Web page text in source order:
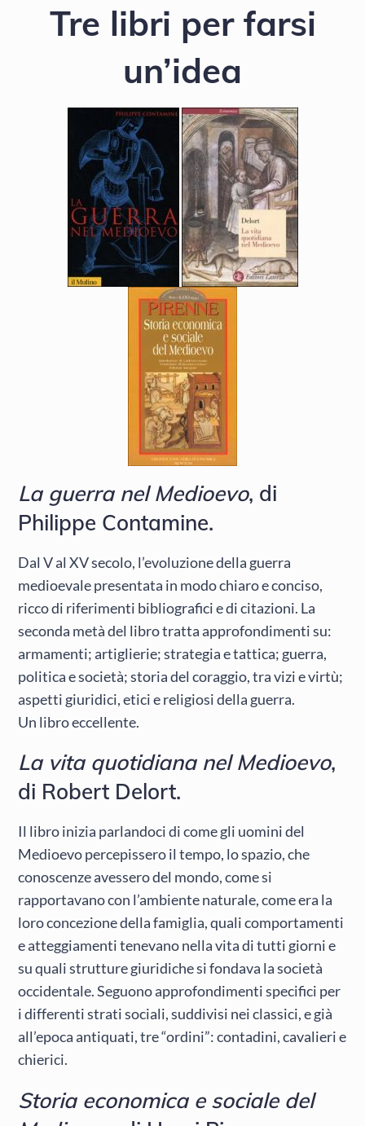
Tre libri per farsi
un’idea
La guerra nel Medioevo, di
Philippe Contamine.
Dal V al XV secolo, l’evoluzione della guerra
medioevale presentata in modo chiaro e conciso,
ricco di riferimenti bibliografici e di citazioni. La
seconda metà del libro tratta approfondimenti su:
armamenti; artiglierie; strategia e tattica; guerra,
politica e società; storia del coraggio, tra vizi e virtù;
aspetti giuridici, etici e religiosi della guerra.
Un libro eccellente.
La vita quotidiana nel Medioevo,
di Robert Delort.
Il libro inizia parlandoci di come gli uomini del
Medioevo percepissero il tempo, lo spazio, che
conoscenze avessero del mondo, come si
rapportavano con l’ambiente naturale, come era la
loro concezione della famiglia, quali comportamenti
e atteggiamenti tenevano nella vita di tutti giorni e
su quali strutture giuridiche si fondava la società
occidentale. Seguono approfondimenti specifici per
i differenti strati sociali, suddivisi nei classici, e già
all’epoca antiquati, tre “ordini”: contadini, cavalieri e
chierici.
Storia economica e sociale del